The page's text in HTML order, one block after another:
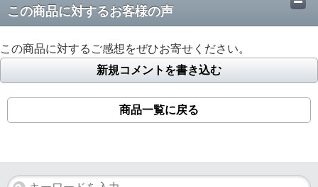
この商品に対するお客様の声
この商品に対するご感想をぜひお寄せください。
新規コメントを書き込む
商品一覧に戻る